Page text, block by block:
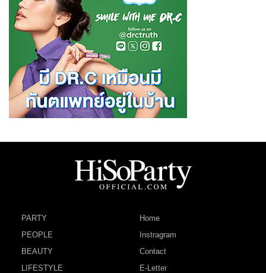
PARTY
PEOPLE
BEAUTY
LIFESTYLE
Home
Instragram
Contact
E-Letter